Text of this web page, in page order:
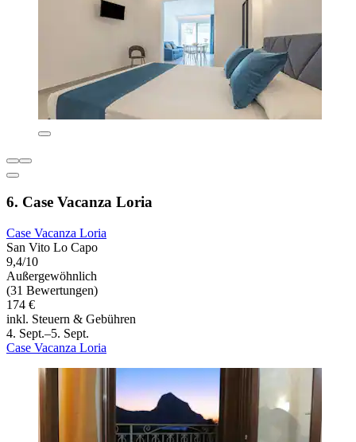
6. Case Vacanza Loria
Case Vacanza Loria
San Vito Lo Capo
9,4/10
Außergewöhnlich
(31 Bewertungen)
174 €
inkl. Steuern & Gebühren
4. Sept.–5. Sept.
Case Vacanza Loria